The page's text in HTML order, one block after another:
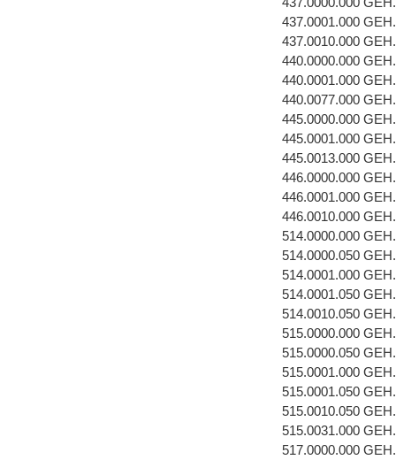
437.0001.000
437.0010.000
440.0000.000
440.0001.000
440.0077.000
445.0000.000
445.0001.000
445.0013.000
446.0000.000
446.0001.000
446.0010.000
514.0000.000
514.0000.050
514.0001.000
514.0001.050
514.0010.050
515.0000.000
515.0000.050
515.0001.000
515.0001.050
515.0010.050
515.0031.000
517.0000.000